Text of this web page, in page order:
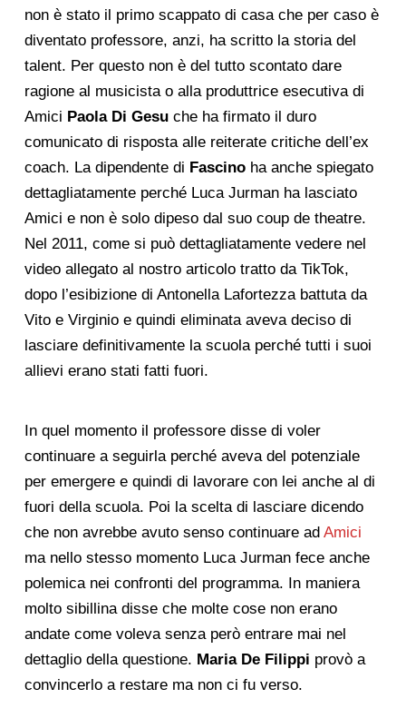
non è stato il primo scappato di casa che per caso è
diventato professore, anzi, ha scritto la storia del
talent. Per questo non è del tutto scontato dare
ragione al musicista o alla produttrice esecutiva di
Amici Paola Di Gesuche ha firmato il duro
comunicato di risposta alle reiterate critiche dell’ex
coach. La dipendente di Fascinoha anche spiegato
dettagliatamente perché Luca Jurman ha lasciato
Amici e non è solo dipeso dal suo coup de theatre.
Nel 2011, come si può dettagliatamente vedere nel
video allegato al nostro articolo tratto da TikTok,
dopo l’esibizione di Antonella Lafortezza battuta da
Vito e Virginio e quindi eliminata aveva deciso di
lasciare definitivamente la scuola perché tutti i suoi
allievi erano stati fatti fuori.
In quel momento il professore disse di voler
continuare a seguirla perché aveva del potenziale
per emergere e quindi di lavorare con lei anche al di
fuori della scuola. Poi la scelta di lasciare dicendo
che non avrebbe avuto senso continuare ad Amici
ma nello stesso momento Luca Jurman fece anche
polemica nei confronti del programma. In maniera
molto sibillina disse che molte cose non erano
andate come voleva senza però entrare mai nel
dettaglio della questione. Maria De Filippi provò a
convincerlo a restare ma non ci fu verso.